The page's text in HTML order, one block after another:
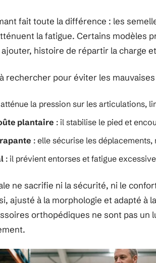
fait toute la différence : les
la fatigue. Certains modèles
ajouter, histoire de répartir la charge
rechercher pour éviter les
la pression sur les articulations,
plantaire : il stabilise le pied et
: elle sécurise les
: il prévient entorses et fatigue
ne sacrifie ni la sécurité, ni le
ajusté à la morphologie et adapté à
orthopédiques ne sont pas un